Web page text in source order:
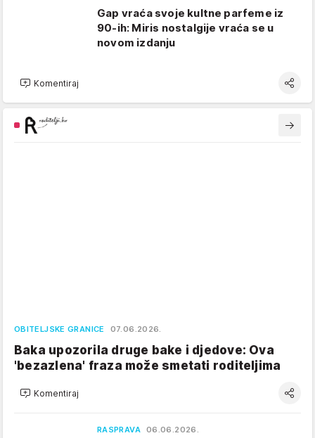
Gap vraća svoje kultne parfeme iz
90-ih: Miris nostalgije vraća se u
novom izdanju
Komentiraj
OBITELJSKE GRANICE 07.06.2026.
Baka upozorila druge bake i djedove: Ova
'bezazlena' fraza može smetati roditeljima
Komentiraj
RASPRAVA 06.06.2026.